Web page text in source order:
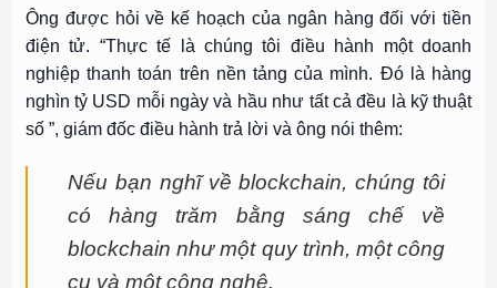
Ông được hỏi về kế hoạch của ngân hàng đối với tiền
điện tử. “Thực tế là chúng tôi điều hành một doanh
nghiệp thanh toán trên nền tảng của mình. Đó là hàng
nghìn tỷ USD mỗi ngày và hầu như tất cả đều là kỹ thuật
số ”, giám đốc điều hành trả lời và ông nói thêm:
Nếu bạn nghĩ về blockchain, chúng tôi
có hàng trăm bằng sáng chế về
blockchain như một quy trình, một công
cụ và một công nghệ.